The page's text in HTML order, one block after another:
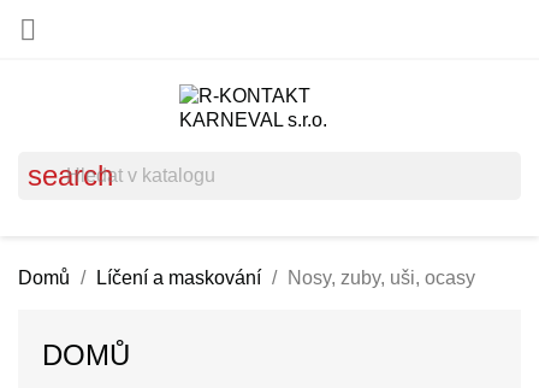

search
Domů Líčení a maskování Nosy, zuby, uši, ocasy
DOMŮ